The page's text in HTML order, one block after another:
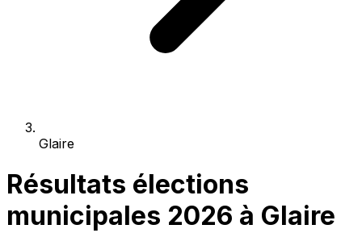
Glaire
Résultats élections
municipales 2026 à Glaire